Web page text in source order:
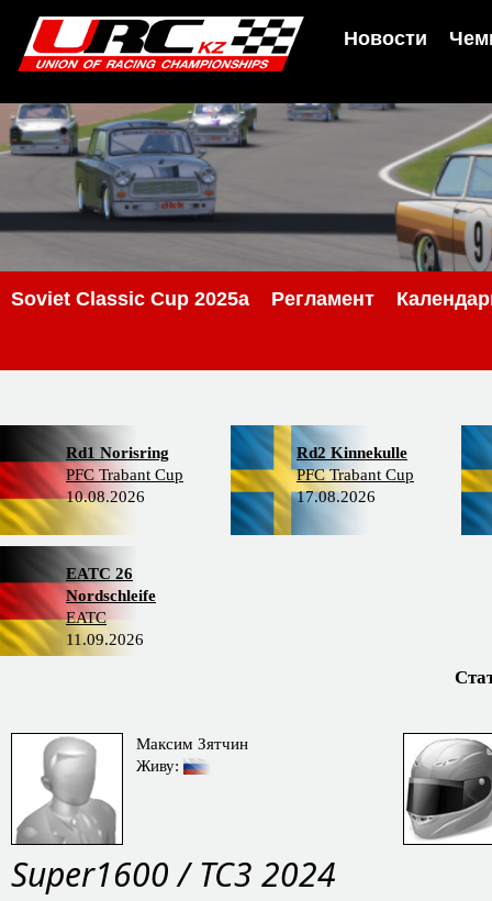
Новости
Soviet Classic Cup 2025a Регламент
Rd1 Norisring
PFC Trabant Cup
10.08.2026
Rd2 Kinnekulle
PFC Trabant Cup
17.08.2026
EATC 26
Nordschleife
EATC
11.09.2026
Максим Зятчин
Живу:
Super1600 / TC3 2024